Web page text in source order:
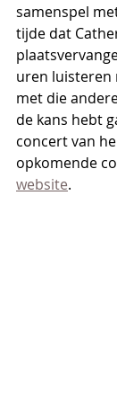
samenspel
tijde dat
uren luisteren
met die
de kans hebt
concert van
opkomende
website.